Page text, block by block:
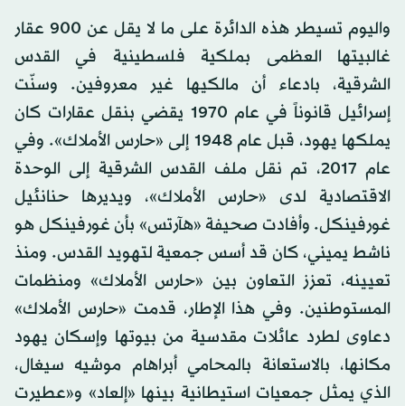
واليوم تسيطر هذه الدائرة على ما لا يقل عن 900 عقار
غالبيتها العظمى بملكية فلسطينية في القدس
الشرقية، بادعاء أن مالكيها غير معروفين. وسنّت
إسرائيل قانوناً في عام 1970 يقضي بنقل عقارات كان
يملكها يهود، قبل عام 1948 إلى «حارس الأملاك». وفي
عام 2017، تم نقل ملف القدس الشرقية إلى الوحدة
الاقتصادية لدى «حارس الأملاك»، ويديرها حنانئيل
غورفينكل. وأفادت صحيفة «هآرتس» بأن غورفينكل هو
ناشط يميني، كان قد أسس جمعية لتهويد القدس. ومنذ
تعيينه، تعزز التعاون بين «حارس الأملاك» ومنظمات
المستوطنين. وفي هذا الإطار، قدمت «حارس الأملاك»
دعاوى لطرد عائلات مقدسية من بيوتها وإسكان يهود
مكانها، بالاستعانة بالمحامي أبراهام موشيه سيغال،
الذي يمثل جمعيات استيطانية بينها «إلعاد» و«عطيرت